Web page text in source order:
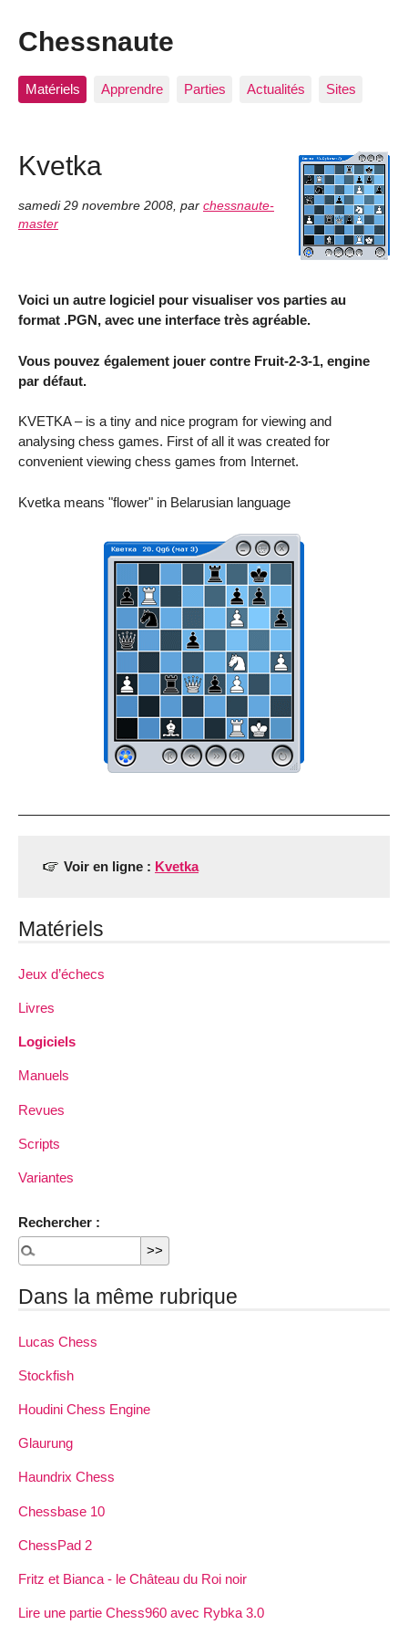
Chessnaute
Matériels Apprendre Parties Actualités Sites
Kvetka
samedi 29 novembre 2008, par chessnaute-
master
Voici un autre logiciel pour visualiser vos parties au
format .PGN, avec une interface très agréable.
Vous pouvez également jouer contre Fruit-2-3-1, engine
par défaut.
KVETKA – is a tiny and nice program for viewing and
analysing chess games. First of all it was created for
convenient viewing chess games from Internet.
Kvetka means "flower" in Belarusian language
Voir en ligne : Kvetka
Matériels
Jeux d’échecs
Livres
Logiciels
Manuels
Revues
Scripts
Variantes
Rechercher :
Dans la même rubrique
Lucas Chess
Stockfish
Houdini Chess Engine
Glaurung
Haundrix Chess
Chessbase 10
ChessPad 2
Fritz et Bianca - le Château du Roi noir
Lire une partie Chess960 avec Rybka 3.0